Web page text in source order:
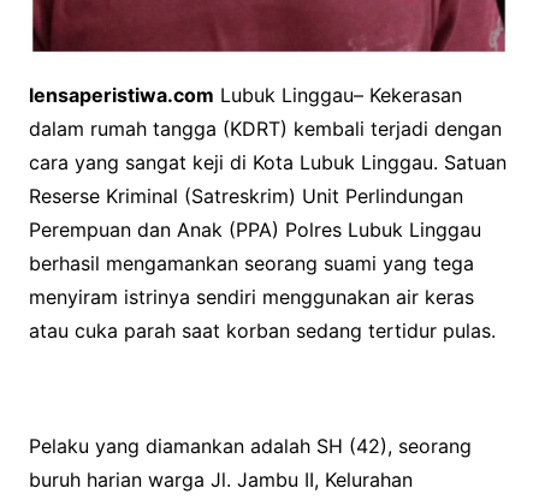
lensaperistiwa.com Lubuk Linggau– Kekerasan
dalam rumah tangga (KDRT) kembali terjadi dengan
cara yang sangat keji di Kota Lubuk Linggau. Satuan
Reserse Kriminal (Satreskrim) Unit Perlindungan
Perempuan dan Anak (PPA) Polres Lubuk Linggau
berhasil mengamankan seorang suami yang tega
menyiram istrinya sendiri menggunakan air keras
atau cuka parah saat korban sedang tertidur pulas.
Pelaku yang diamankan adalah SH (42), seorang
buruh harian warga Jl. Jambu II, Kelurahan